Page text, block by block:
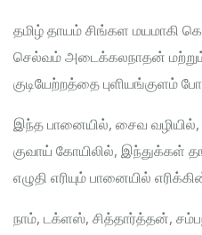
தமிழ் தாயம் சிங்கள மயமாகி
செல்வம் அடைக்கலநாதன்
குடியேற்றத்தை புளியங்குளம்
இந்த பானையில், சைவ
குவாய் கோயிலில், இந்துக்கள்
எழுதி எரியும் பானையில்
நாம், டக்ளஸ், சித்தார்த்தன்,